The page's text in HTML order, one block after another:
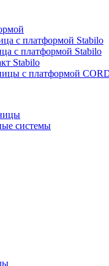
с платформой Stabilo
с платформой Stabilo
Stabilo
с платформой
системы